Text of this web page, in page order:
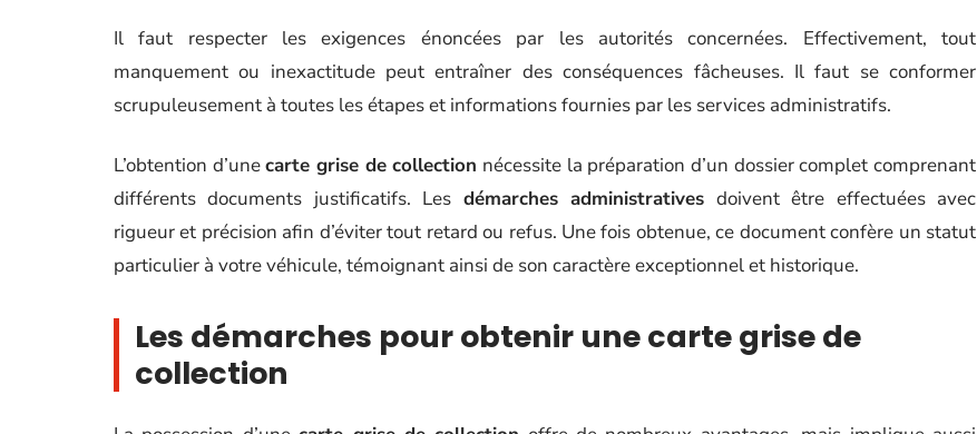
Il faut respecter les exigences énoncées par les autorités concernées. Effectivement, tout
manquement ou inexactitude peut entraîner des conséquences fâcheuses. Il faut se conformer
scrupuleusement à toutes les étapes et informations fournies par les services administratifs.
L’obtention d’unecarte grise de collection nécessite la préparation d’un dossier complet comprenant
différents documents justificatifs. Les démarches administratives doivent être effectuées avec
rigueur et précision afin d’éviter tout retard ou refus. Une fois obtenue, ce document confère un statut
particulier à votre véhicule, témoignant ainsi de son caractère exceptionnel et historique.
Les démarches pour obtenir une carte grise de
collection